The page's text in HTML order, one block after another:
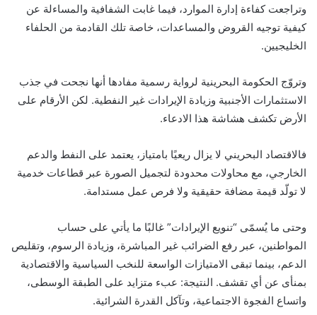
وتراجعت كفاءة إدارة الموارد، فيما غابت الشفافية والمساءلة عن
كيفية توجيه القروض والمساعدات، خاصة تلك القادمة من الحلفاء
الخليجيين.
وتروّج الحكومة البحرينية لرواية رسمية مفادها أنها نجحت في جذب
الاستثمارات الأجنبية وزيادة الإيرادات غير النفطية. لكن الأرقام على
الأرض تكشف هشاشة هذا الادعاء.
فالاقتصاد البحريني لا يزال ريعيًا بامتياز، يعتمد على النفط والدعم
الخارجي، مع محاولات محدودة لتجميل الصورة عبر قطاعات خدمية
لا تولّد قيمة مضافة حقيقية ولا فرص عمل مستدامة.
وحتى ما يُسمّى “تنويع الإيرادات” غالبًا ما يأتي على حساب
المواطنين، عبر رفع الضرائب غير المباشرة، وزيادة الرسوم، وتقليص
الدعم، بينما تبقى الامتيازات الواسعة للنخب السياسية والاقتصادية
بمنأى عن أي تقشف. النتيجة: عبء متزايد على الطبقة الوسطى،
واتساع الفجوة الاجتماعية، وتآكل القدرة الشرائية.